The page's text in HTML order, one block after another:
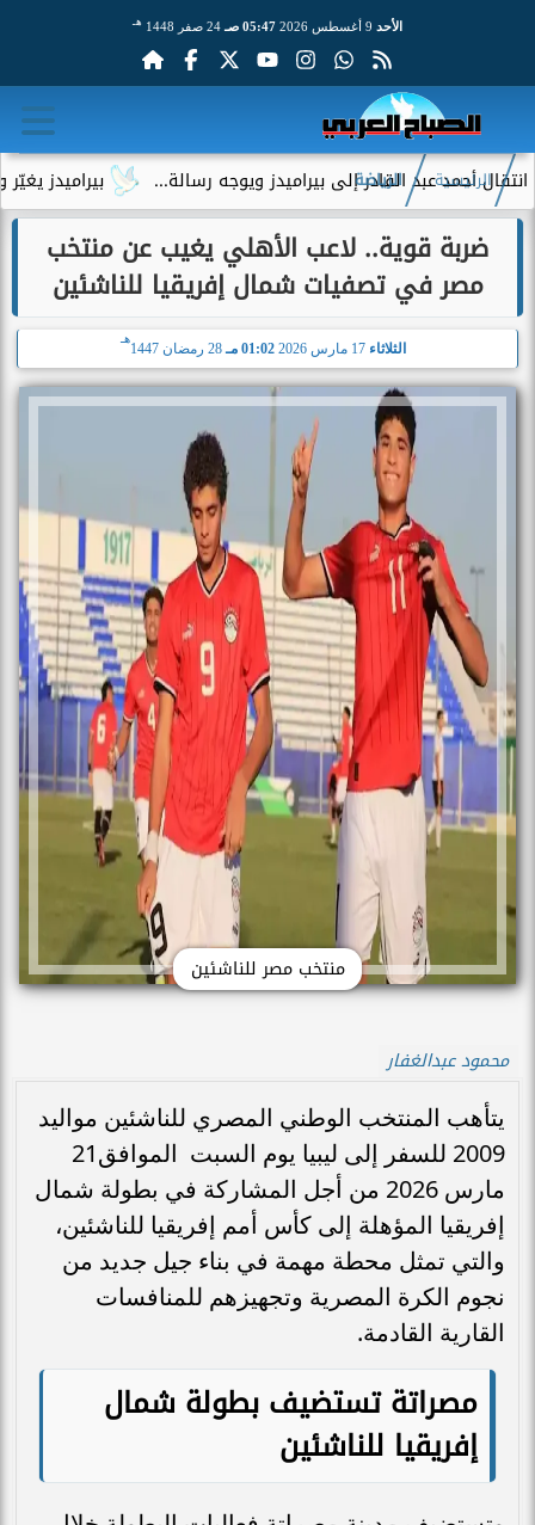
الأحد 05:47 صـ 24 صفر 1448 هـ
بيراميدز يغيّر وجهته القادر إلى بيراميدز ويوجه رسالة...
الرئيسية الرياضة
ضربة قوية.. لاعب الأهلي يغيب عن منتخب
مصر في تصفيات شمال إفريقيا للناشئين
الثلاثاء 17 مارس 2026 01:02 مـ 28 رمضان 1447
هـ
منتخب مصر للناشئين
محمود عبدالغفار
يتأهب المنتخب الوطني المصري للناشئين مواليد
2009 للسفر إلى ليبيا يوم السبت الموافق21
مارس 2026 من أجل المشاركة في بطولة شمال
إفريقيا المؤهلة إلى كأس أمم إفريقيا للناشئين،
والتي تمثل محطة مهمة في بناء جيل جديد من
نجوم الكرة المصرية وتجهيزهم للمنافسات
القارية القادمة.
مصراتة تستضيف بطولة شمال
إفريقيا للناشئين